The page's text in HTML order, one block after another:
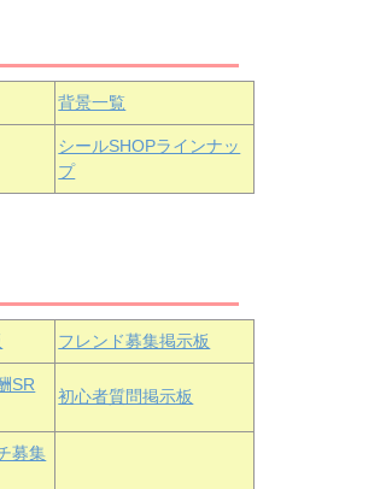
黒澤ルビィ 国木田花丸
星女学院3年生
天王寺璃奈 桜坂しずく
江彼方
エマ・ヴェ
背景一覧
シールSHOPラインナッ
プ
フレンド募集掲示板
SR
初心者質問掲示板
募集